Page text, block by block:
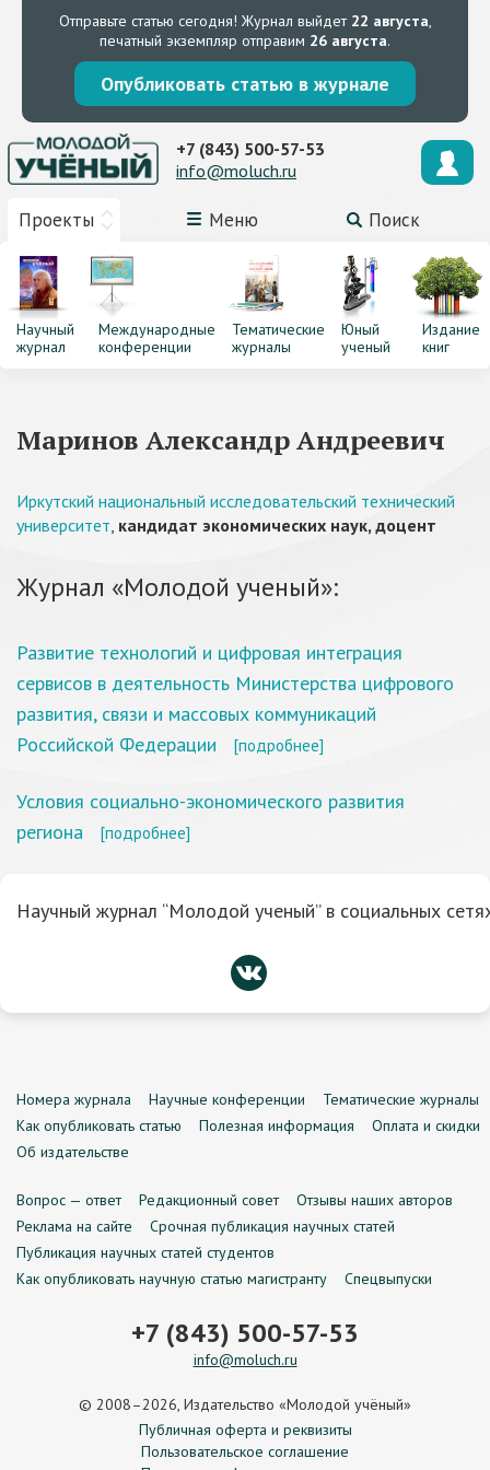
Отправьте статью сегодня! Журнал выйдет 22 августа,
печатный экземпляр отправим 26 августа.
Опубликовать статью в журнале
Проекты Меню Поиск
+7 (843) 500-57-53
info@moluch.ru
Научный
журнал
Международные
конференции
Тематические
журналы
Юный
ученый
Издание
книг
Маринов Александр Андреевич
Иркутский национальный исследовательский технический
университет, кандидат экономических наук, доцент
Журнал «Молодой ученый»:
Развитие технологий и цифровая интеграция
сервисов в деятельность Министерства цифрового
развития, связи и массовых коммуникаций
Российской Федерации
[подробнее]
Условия социально-экономического развития
региона
[подробнее]
Научный журнал “Молодой ученый” в социальных
Номера журнала Научные конференции
Тематические журналы
Как опубликовать статью
Полезная информация
Оплата и скидки
Об издательстве
Вопрос — ответ Редакционный совет
Отзывы наших авторов
Реклама на сайте
Срочная публикация научных статей
Публикация научных статей студентов
Как опубликовать научную статью магистранту
Спецвыпуски
+7 (843) 500-57-53
info@moluch.ru
© 2008–2026, Издательство «Молодой учёный»
Публичная оферта и реквизиты
Пользовательское соглашение